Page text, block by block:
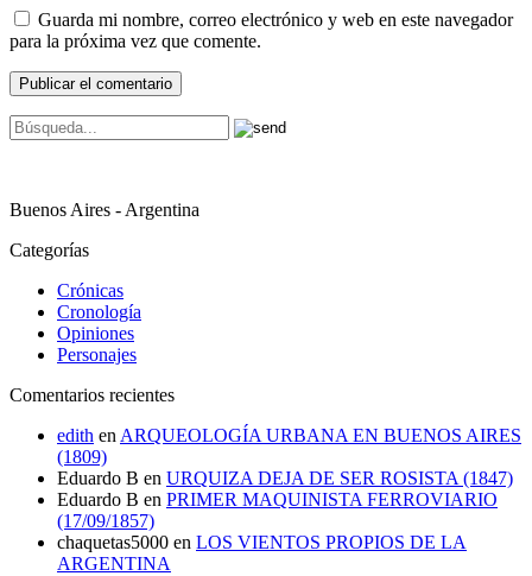
Guarda mi nombre, correo electrónico y web en este navegador
para la próxima vez que comente.
Buenos Aires - Argentina
Categorías
Crónicas
Cronología
Opiniones
Personajes
Comentarios recientes
edith en ARQUEOLOGÍA URBANA EN BUENOS AIRES
(1809)
Eduardo B en URQUIZA DEJA DE SER ROSISTA (1847)
Eduardo B en PRIMER MAQUINISTA FERROVIARIO
(17/09/1857)
chaquetas5000 en LOS VIENTOS PROPIOS DE LA
ARGENTINA